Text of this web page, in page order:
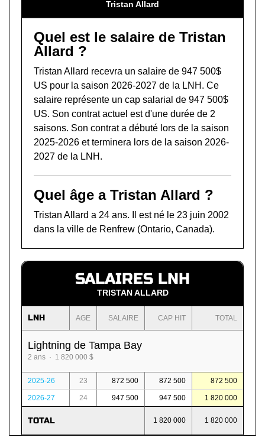
Tristan Allard
Quel est le salaire de Tristan
Allard ?
Tristan Allard recevra un salaire de 947 500$
US pour la saison 2026-2027 de la LNH. Ce
salaire représente un cap salarial de 947 500$
US. Son contrat actuel est d'une durée de 2
saisons. Son contrat a débuté lors de la saison
2025-2026 et terminera lors de la saison 2026-
2027 de la LNH.
Quel âge a Tristan Allard ?
Tristan Allard a 24 ans. Il est né le 23 juin 2002
dans la ville de Renfrew (Ontario, Canada).
SALAIRES LNH
TRISTAN ALLARD
LNH AGE SALAIRE CAP HIT TOTAL
Lightning de Tampa Bay
2 ans · 1 820 000 $
2025-26 23 872 500 872 500 872 500
2026-27 24 947 500 947 500 1 820 000
TOTAL 1 820 000 1 820 000